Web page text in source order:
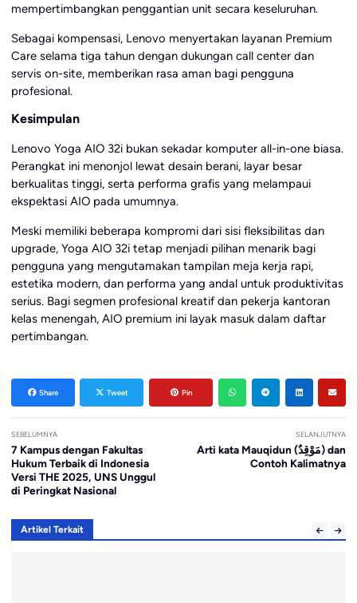
mempertimbangkan penggantian unit secara keseluruhan.
Sebagai kompensasi, Lenovo menyertakan layanan Premium
Care selama tiga tahun dengan dukungan call center dan
servis on-site, memberikan rasa aman bagi pengguna
profesional.
Kesimpulan
Lenovo Yoga AIO 32i bukan sekadar komputer all-in-one biasa.
Perangkat ini menonjol lewat desain berani, layar besar
berkualitas tinggi, serta performa grafis yang melampaui
ekspektasi AIO pada umumnya.
Meski memiliki beberapa kompromi dari sisi fleksibilitas dan
upgrade, Yoga AIO 32i tetap menjadi pilihan menarik bagi
pengguna yang mengutamakan tampilan meja kerja rapi,
estetika modern, dan performa yang andal untuk produktivitas
serius. Bagi segmen profesional kreatif dan pekerja kantoran
kelas menengah, AIO premium ini layak masuk dalam daftar
pertimbangan.
Share Tweet Pin
SEBELUMNYA
7 Kampus dengan Fakultas
Hukum Terbaik di Indonesia
Versi THE 2025, UNS Unggul
di Peringkat Nasional
SELANJUTNYA
Arti kata Mauqidun (مَوْقِدٌ) dan
Contoh Kalimatnya
Artikel Terkait